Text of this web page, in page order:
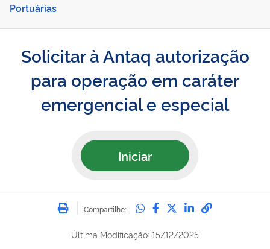
Portuárias
Solicitar à Antaq autorização
para operação em caráter
emergencial e especial
Iniciar
Imprimir
Compartilhe: Compartilhe no
Compartilhe no
Compartilhe no
Compartilhe
Última Modificação: 15/12/2025